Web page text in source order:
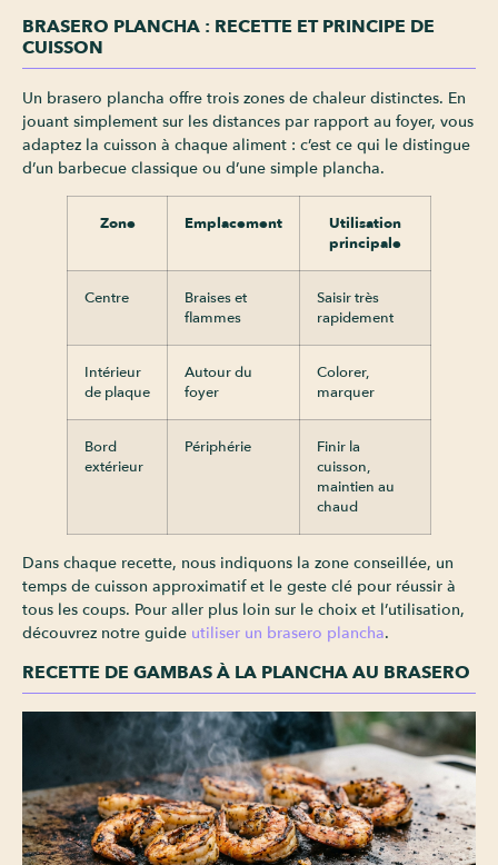
BRASERO PLANCHA : RECETTE ET PRINCIPE DE
CUISSON
Un brasero plancha offre trois zones de chaleur distinctes. En
jouant simplement sur les distances par rapport au foyer, vous
adaptez la cuisson à chaque aliment : c’est ce qui le distingue
d’un barbecue classique ou d’une simple plancha.
Zone Emplacement
Utilisation
principale
Centre
Braises et
flammes
Saisir très
rapidement
Intérieur
de plaque
Autour du
foyer
Colorer,
marquer
Bord
extérieur
Périphérie
Finir la
cuisson,
maintien au
chaud
Dans chaque recette, nous indiquons la zone conseillée, un
temps de cuisson approximatif et le geste clé pour réussir à
tous les coups. Pour aller plus loin sur le choix et l’utilisation,
découvrez notre guide utiliser un brasero plancha.
RECETTE DE GAMBAS À LA PLANCHA AU BRASERO